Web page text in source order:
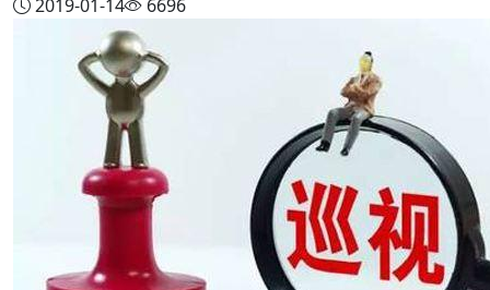
2019-01-14
6696